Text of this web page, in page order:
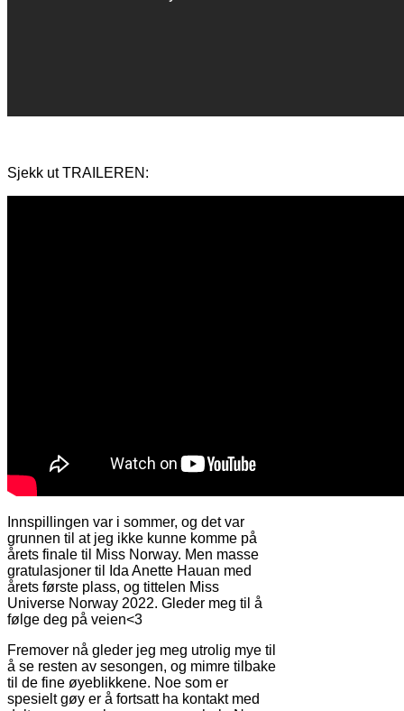
Sjekk ut TRAILEREN:
Innspillingen var i sommer, og det var
grunnen til at jeg ikke kunne komme på
årets finale til Miss Norway. Men masse
gratulasjoner til Ida Anette Hauan med
årets første plass, og tittelen Miss
Universe Norway 2022. Gleder meg til å
følge deg på veien<3
Fremover nå gleder jeg meg utrolig mye til
å se resten av sesongen, og mimre tilbake
til de fine øyeblikkene. Noe som er
spesielt gøy er å fortsatt ha kontakt med